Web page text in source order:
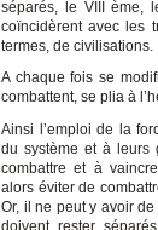
séparés, le VIII ème,
coïncidèrent avec les
termes, de civilisations.
A chaque fois se
combattent, se plia à
Ainsi l’emploi de la
du système et à leurs
combattre et à
alors éviter de
Or, il ne peut y avoir